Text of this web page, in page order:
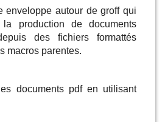
enveloppe autour de groff qui
la production de documents
des fichiers formattés
macros parentes.
documents pdf en utilisant